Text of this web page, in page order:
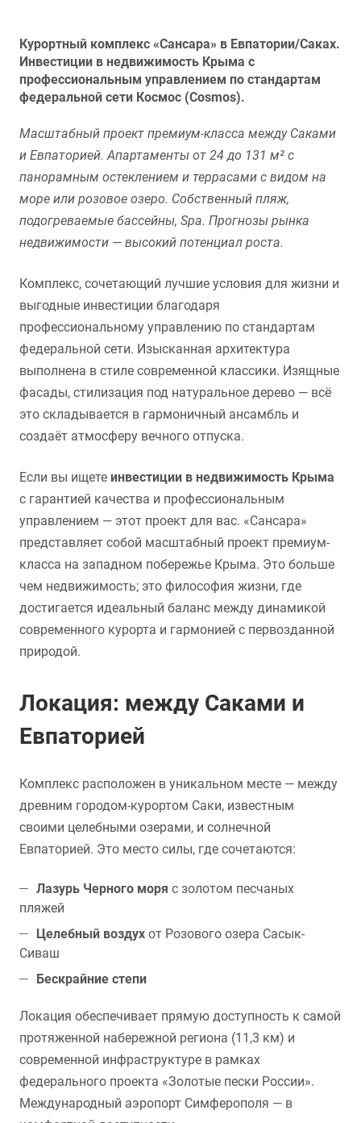
Курортный комплекс «Сансара» в Евпатории/Саках.
Инвестиции в недвижимость Крыма с
профессиональным управлением по стандартам
федеральной сети Космос (Cosmos).
Масштабный проект премиум-класса между Саками
и Евпаторией. Апартаменты от 24 до 131 м² с
панорамным остеклением и террасами с видом на
море или розовое озеро. Собственный пляж,
подогреваемые бассейны, Spa. Прогнозы рынка
недвижимости — высокий потенциал роста.
Комплекс, сочетающий лучшие условия для жизни и
выгодные инвестиции благодаря
профессиональному управлению по стандартам
федеральной сети. Изысканная архитектура
выполнена в стиле современной классики. Изящные
фасады, стилизация под натуральное дерево — всё
это складывается в гармоничный ансамбль и
создаёт атмосферу вечного отпуска.
Если вы ищете инвестиции в недвижимость Крыма
с гарантией качества и профессиональным
управлением — этот проект для вас. «Сансара»
представляет собой масштабный проект премиум-
класса на западном побережье Крыма. Это больше
чем недвижимость; это философия жизни, где
достигается идеальный баланс между динамикой
современного курорта и гармонией с первозданной
природой.
Локация: между Саками и
Евпаторией
Комплекс расположен в уникальном месте — между
древним городом-курортом Саки, известным
своими целебными озерами, и солнечной
Евпаторией. Это место силы, где сочетаются:
Лазурь Черного моря с золотом песчаных
пляжей
Целебный воздух от Розового озера Сасык-
Сиваш
Бескрайние степи
Локация обеспечивает прямую доступность к самой
протяженной набережной региона (11,3 км) и
современной инфраструктуре в рамках
федерального проекта «Золотые пески России».
Международный аэропорт Симферополя — в